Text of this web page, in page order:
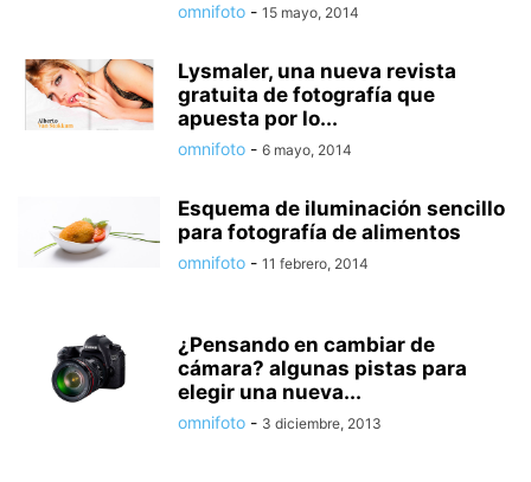
omnifoto - 15 mayo, 2014
Lysmaler, una nueva revista
gratuita de fotografía que
apuesta por lo...
omnifoto - 6 mayo, 2014
Esquema de iluminación sencillo
para fotografía de alimentos
omnifoto - 11 febrero, 2014
¿Pensando en cambiar de
cámara? algunas pistas para
elegir una nueva...
omnifoto - 3 diciembre, 2013